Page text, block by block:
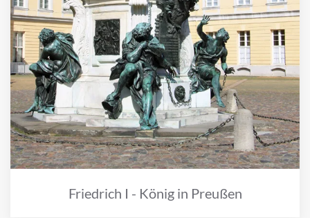
Friedrich I - König in Preußen